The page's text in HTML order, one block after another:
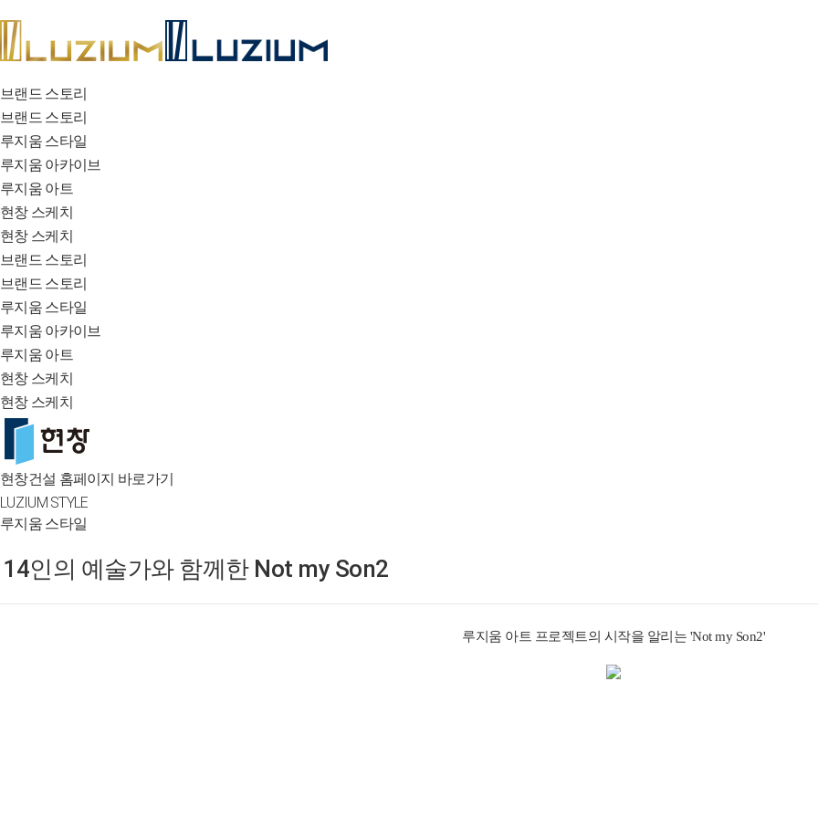
브랜드 스토리
브랜드 스토리
루지움 스타일
루지움 아카이브
루지움 아트
현창 스케치
현창 스케치
브랜드 스토리
브랜드 스토리
루지움 스타일
루지움 아카이브
루지움 아트
현창 스케치
현창 스케치
현창건설 홈페이지 바로가기
LUZIUM STYLE
루지움 스타일
14인의 예술가와 함께한 Not my Son2
루지움 아트 프로젝트의 시작을 알리는 'Not my Son2'